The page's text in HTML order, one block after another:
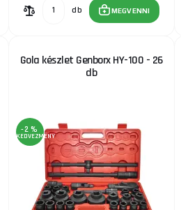
db MEGVENNI
Gola készlet Genborx HY-100 - 26
db
-2 %
KEDVEZMÉNY